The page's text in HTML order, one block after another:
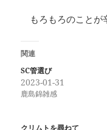
もろもろのことが
関連
SC管選び
2023-01-31
鹿島錦雑感
クリムトを尋ねて